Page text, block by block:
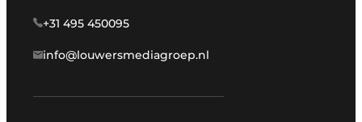
+31 495 450095
info@louwersmediagroep.nl